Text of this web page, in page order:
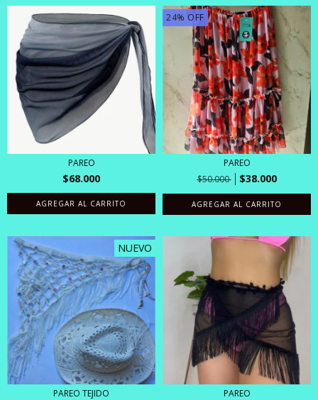
PAREO
$68.000
AGREGAR AL CARRITO
24% OFF
PAREO
$50.000
$38.000
NUEVO
PAREO TEJIDO PAREO